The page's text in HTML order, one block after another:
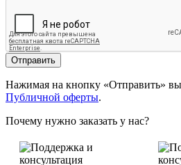
Отправить
Нажимая на кнопку «Отправить»
Публичной оферты.
Почему нужно заказать у нас?